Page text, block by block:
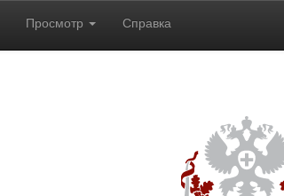
Просмотр Справка